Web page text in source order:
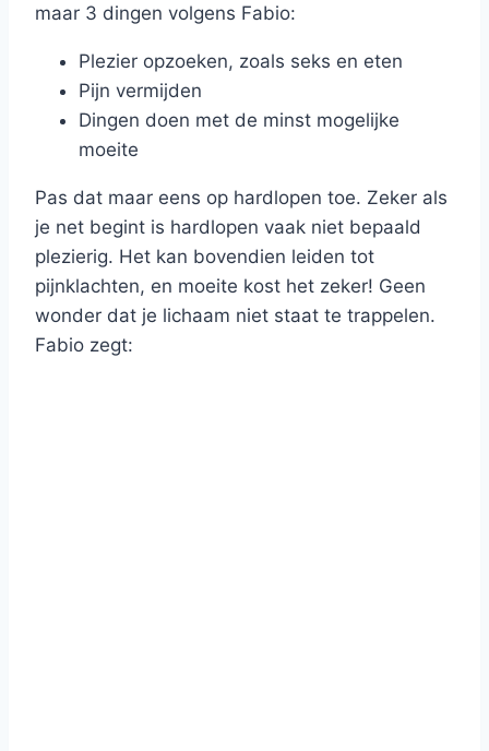
maar 3 dingen volgens Fabio:
Plezier opzoeken, zoals seks en eten
Pijn vermijden
Dingen doen met de minst mogelijke
moeite
Pas dat maar eens op hardlopen toe. Zeker als
je net begint is hardlopen vaak niet bepaald
plezierig. Het kan bovendien leiden tot
pijnklachten, en moeite kost het zeker! Geen
wonder dat je lichaam niet staat te trappelen.
Fabio zegt: